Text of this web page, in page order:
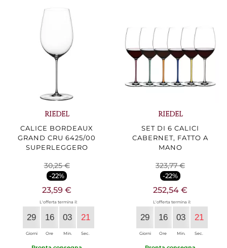
RIEDEL
CALICE BORDEAUX
GRAND CRU 6425/00
SUPERLEGGERO
30,25 €
-22%
23,59 €
L'offerta termina il:
29
Giorni
16
Ore
03
Min.
20
Sec.
RIEDEL
SET DI 6 CALICI
CABERNET, FATTO A
MANO
323,77 €
-22%
252,54 €
L'offerta termina il:
29
Giorni
16
Ore
03
Min.
20
Sec.